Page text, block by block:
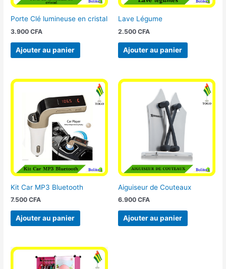
Porte Clé lumineuse en cristal
3.900CFA
Ajouter au panier
Lave Légume
2.500 CFA
Ajouter au panier
Kit Car MP3 Bluetooth
7.500CFA
Ajouter au panier
Aiguiseur de Couteaux
6.900 CFA
Ajouter au panier